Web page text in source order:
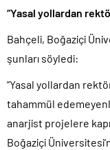
geçiyor..
Parti dün kuruldu il
“Yasal yollardan
Bahçeli, Boğaziçi
şunları söyledi:
“Yasal yollardan
tahammül
anarjist projelere
Boğaziçi